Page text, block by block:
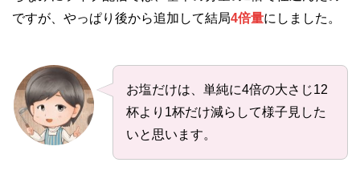
ですが、やっぱり後から追加して結局4倍量にしました。
お塩だけは、単純に4倍の大さじ12
杯より1杯だけ減らして様子見した
いと思います。